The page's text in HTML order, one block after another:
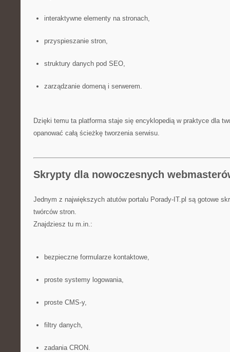
interaktywne elementy na stronach,
przyspieszanie stron,
struktury danych pod SEO,
zarządzanie domeną i serwerem.
Dzięki temu ta platforma staje się encyklopedią w praktyce dla
opanować całą ścieżkę tworzenia serwisu.
Skrypty dla nowoczesnych
Jednym z największych atutów portalu Porady-IT.pl są gotowe
twórców stron.
Znajdziesz tu m.in.:
bezpieczne formularze kontaktowe,
proste systemy logowania,
proste CMS-y,
filtry danych,
zadania CRON.